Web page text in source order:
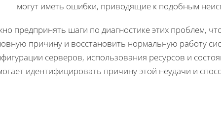
могут иметь ошибки, приводящие к подобным
предпринять шаги по диагностике этих проблем,
причину и восстановить нормальную работу
серверов, использования ресурсов и
идентифицировать причину этой неудачи и